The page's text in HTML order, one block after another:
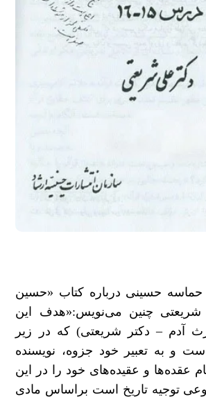
حسینی درباره کتاب «حسین
شریعتی چنین می‌نویس:«هدف این
آدم – دکتر شریعتی) که در زیر
و به تعبیر خود جزوه، نویسنده
عقده‌‏ها و عقیده‌‏های خود را در این
توجیه تاریخ است براساس مادی